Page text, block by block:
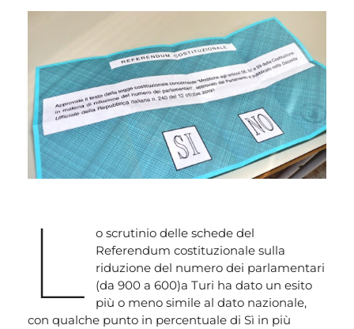
L
o scrutinio delle schede del
Referendum costituzionale sulla
riduzione del numero dei parlamentari
(da 900 a 600)a Turi ha dato un esito
più o meno simile al dato nazionale,
con qualche punto in percentuale di Sì in più